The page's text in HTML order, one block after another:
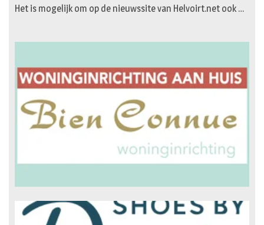
Het is mogelijk om op de nieuwssite van Helvoirt.net ook …